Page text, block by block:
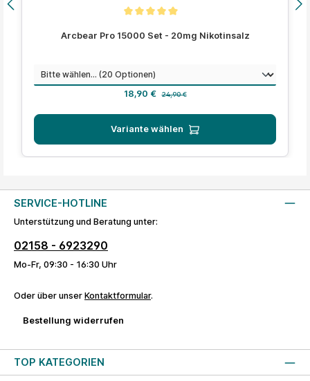
Arcbear Pro 15000 Set - 20mg Nikotinsalz
Geschmackauswählen
Verkaufspreis:
18,90 € Regulärer Preis:
24,90 €
Variante wählen
SERVICE-HOTLINE
Unterstützung und Beratung unter:
02158 - 6923290
Mo-Fr, 09:30 - 16:30 Uhr
Oder über unser Kontaktformular.
Bestellung widerrufen
TOP KATEGORIEN